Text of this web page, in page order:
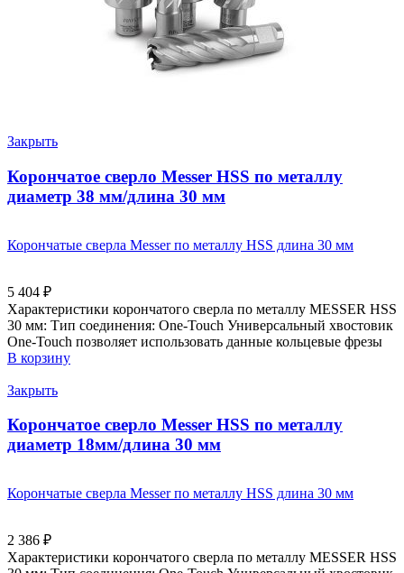
Закрыть
Корончатое сверло Messer HSS по металлу
диаметр 38 мм/длина 30 мм
Корончатые сверла Messer по металлу HSS длина 30 мм
5 404 ₽
Характеристики корончатого сверла по металлу MESSER HSS
30 мм: Тип соединения: One-Touch Универсальный хвостовик
Оne-Touch позволяет использовать данные кольцевые фрезы
В корзину
Закрыть
Корончатое сверло Messer HSS по металлу
диаметр 18мм/длина 30 мм
Корончатые сверла Messer по металлу HSS длина 30 мм
2 386 ₽
Характеристики корончатого сверла по металлу MESSER HSS